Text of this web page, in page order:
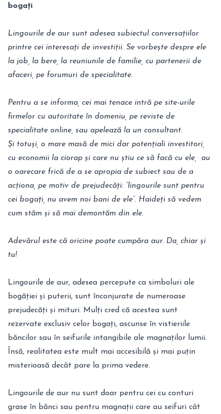
bogați
Lingourile de aur sunt adesea subiectul conversațiilor
printre cei interesați de investiții. Se vorbește despre ele
la job, la bere, la reuniunile de familie, cu partenerii de
afaceri, pe forumuri de specialitate.
Pentru a se informa, cei mai tenace intră pe site-urile
firmelor cu autoritate în domeniu, pe reviste de
specialitate online, sau apelează la un consultant.
Și totuși, o mare masă de mici dar potențiali investitori,
cu economii la ciorap și care nu știu ce să facă cu ele, au
o oarecare frică de a se apropia de subiect sau de a
acționa, pe motiv de prejudecăți: ”lingourile sunt pentru
cei bogați, nu avem noi bani de ele”. Haideți să vedem
cum stăm și să mai demontăm din ele.
Adevărul este că oricine poate cumpăra aur. Da, chiar și
tu!
Lingourile de aur, adesea percepute ca simboluri ale
bogăției și puterii, sunt înconjurate de numeroase
prejudecăți și mituri. Mulți cred că acestea sunt
rezervate exclusiv celor bogați, ascunse în vistieriile
băncilor sau în seifurile intangibile ale magnaților lumii.
Însă, realitatea este mult mai accesibilă și mai puțin
misterioasă decât pare la prima vedere.
Lingourile de aur nu sunt doar pentru cei cu conturi
grase în bănci sau pentru magnații care au seifuri cât